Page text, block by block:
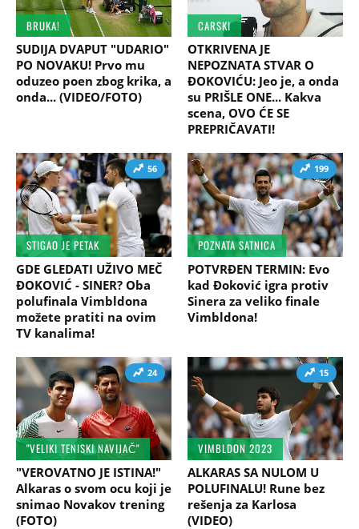
BRUKA!
SUDIJA DVAPUT "UDARIO"
PO NOVAKU! Prvo mu
oduzeo poen zbog krika, a
onda... (VIDEO/FOTO)
CARSKI
OTKRIVENA JE
NEPOZNATA STVAR O
ĐOKOVIĆU: Jeo je, a onda
su PRIŠLE ONE... Kakva
scena, OVO ĆE SE
PREPRIČAVATI!
56
STIGAO JE PETAK
GDE GLEDATI UŽIVO MEČ
ĐOKOVIĆ - SINER? Oba
polufinala Vimbldona
možete pratiti na ovim
TV kanalima!
199
POZNATA SATNICA
POTVRĐEN TERMIN: Evo
kad Đoković igra protiv
Sinera za veliko finale
Vimbldona!
24
"VELIKI TENISKI NAVIJAČ"
"VEROVATNO JE ISTINA!"
Alkaras o svom ocu koji je
snimao Novakov trening
(FOTO)
15
VIMBLDON 2023
ALKARAS SA NULOM U
POLUFINALU! Rune bez
rešenja za Karlosa
(VIDEO)